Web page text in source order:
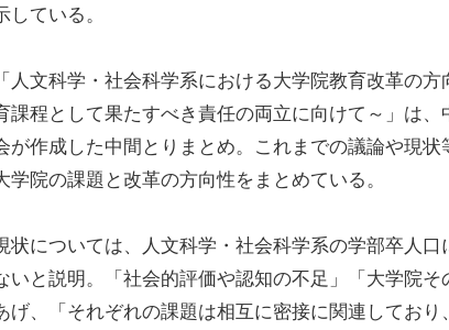
している。
文科学・社会科学系における大学院教育改革の方
課程として果たすべき責任の両立に向けて～」は
が作成した中間とりまとめ。これまでの議論や現
学院の課題と改革の方向性をまとめている。
については、人文科学・社会科学系の学部卒人口
いと説明。「社会的評価や認知の不足」「大学院
げ、「それぞれの課題は相互に密接に関連してお